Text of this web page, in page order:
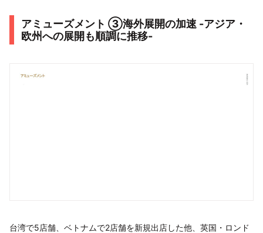
アミューズメント ③海外展開の加速 -アジア・
欧州への展開も順調に推移-
台湾で5店舗、ベトナムで2店舗を新規出店した他、英国・ロンド